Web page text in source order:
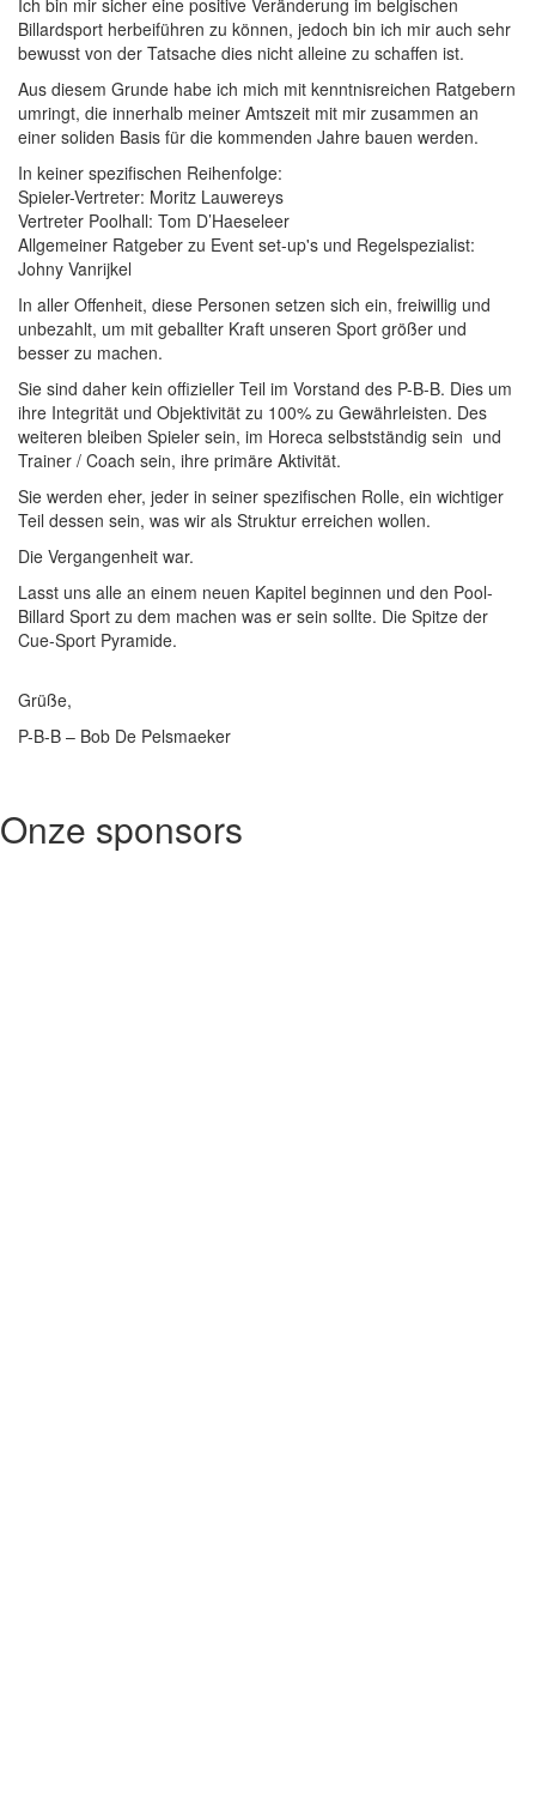
Ich bin mir sicher eine positive Veränderung im belgischen
Billardsport herbeiführen zu können, jedoch bin ich mir auch sehr
bewusst von der Tatsache dies nicht alleine zu schaffen ist.
Aus diesem Grunde habe ich mich mit kenntnisreichen Ratgebern
umringt, die innerhalb meiner Amtszeit mit mir zusammen an
einer soliden Basis für die kommenden Jahre bauen werden.
In keiner spezifischen Reihenfolge:
Spieler-Vertreter: Moritz Lauwereys
Vertreter Poolhall: Tom D’Haeseleer
Allgemeiner Ratgeber zu Event set-up's und Regelspezialist:
Johny Vanrijkel
In aller Offenheit, diese Personen setzen sich ein, freiwillig und
unbezahlt, um mit geballter Kraft unseren Sport größer und
besser zu machen.
Sie sind daher kein offizieller Teil im Vorstand des P-B-B. Dies um
ihre Integrität und Objektivität zu 100% zu Gewährleisten. Des
weiteren bleiben Spieler sein, im Horeca selbstständig sein und
Trainer / Coach sein, ihre primäre Aktivität.
Sie werden eher, jeder in seiner spezifischen Rolle, ein wichtiger
Teil dessen sein, was wir als Struktur erreichen wollen.
Die Vergangenheit war.
Lasst uns alle an einem neuen Kapitel beginnen und den Pool-
Billard Sport zu dem machen was er sein sollte. Die Spitze der
Cue-Sport Pyramide.
Grüße,
P-B-B – Bob De Pelsmaeker
Onze sponsors